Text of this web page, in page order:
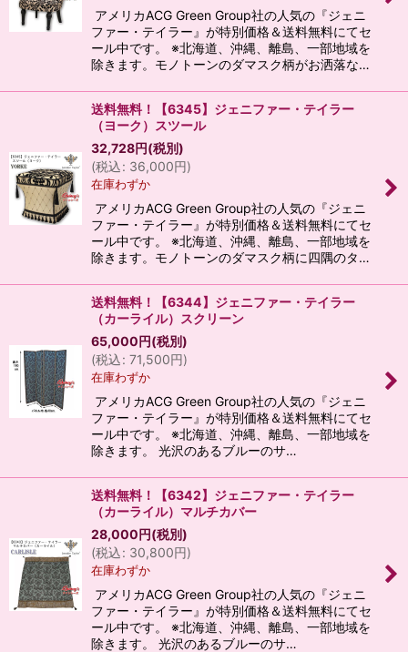
アメリカACG Green Group社の人気の『ジェニ
ファー・テイラー』が特別価格＆送料無料にてセ
ール中です。 ※北海道、沖縄、離島、一部地域を
除きます。モノトーンのダマスク柄がお洒落な…
送料無料！【6345】ジェニファー・テイラー
（ヨーク）スツール
32,728円(税別)
(税込: 36,000円)
在庫わずか
アメリカACG Green Group社の人気の『ジェニ
ファー・テイラー』が特別価格＆送料無料にてセ
ール中です。 ※北海道、沖縄、離島、一部地域を
除きます。モノトーンのダマスク柄に四隅のタ…
送料無料！【6344】ジェニファー・テイラー
（カーライル）スクリーン
65,000円(税別)
(税込: 71,500円)
在庫わずか
アメリカACG Green Group社の人気の『ジェニ
ファー・テイラー』が特別価格＆送料無料にてセ
ール中です。 ※北海道、沖縄、離島、一部地域を
除きます。 光沢のあるブルーのサ…
送料無料！【6342】ジェニファー・テイラー
（カーライル）マルチカバー
28,000円(税別)
(税込: 30,800円)
在庫わずか
アメリカACG Green Group社の人気の『ジェニ
ファー・テイラー』が特別価格＆送料無料にてセ
ール中です。 ※北海道、沖縄、離島、一部地域を
除きます。 光沢のあるブルーのサ…